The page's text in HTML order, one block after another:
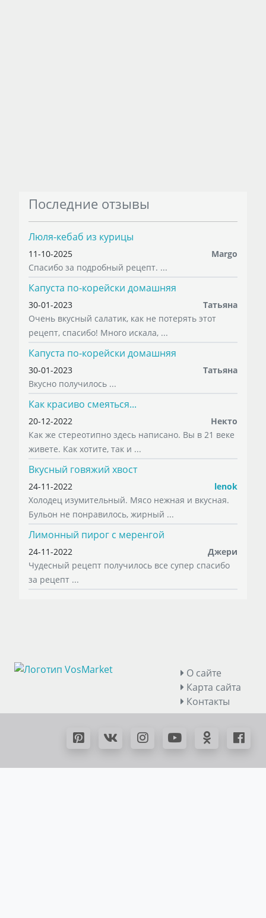
Последние отзывы
Люля-кебаб из курицы
11-10-2025
Margo
Спасибо за подробный рецепт. ...
Капуста по-корейски домашняя
30-01-2023
Татьяна
Очень вкусный салатик, как не потерять этот
рецепт, спасибо! Много искала, ...
Капуста по-корейски домашняя
30-01-2023
Татьяна
Вкусно получилось ...
Как красиво смеяться...
20-12-2022
Некто
Как же стереотипно здесь написано. Вы в 21 веке
живете. Как хотите, так и ...
Вкусный говяжий хвост
24-11-2022
lenok
Холодец изумительный. Мясо нежная и вкусная.
Бульон не понравилось, жирный ...
Лимонный пирог с меренгой
24-11-2022
Джери
Чудесный рецепт получилось все супер спасибо
за рецепт ...
О сайте
Карта сайта
Контакты